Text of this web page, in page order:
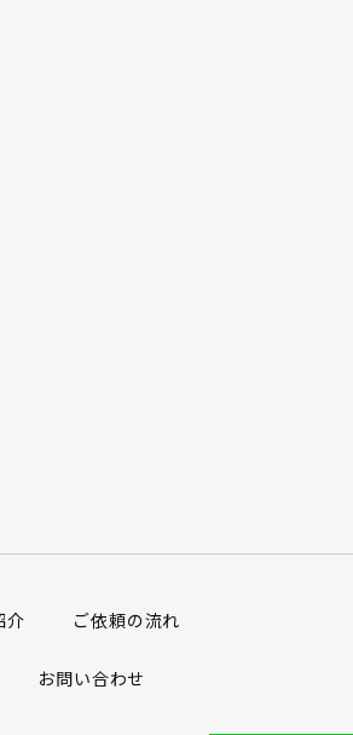
介 ご依頼の流れ
お問い合わせ